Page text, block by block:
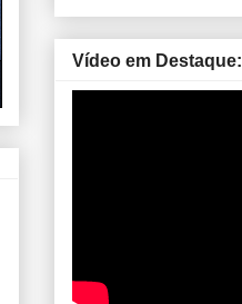
Vídeo em Destaque: